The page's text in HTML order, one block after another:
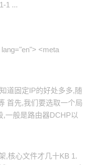
1 ...
<meta
道固定IP的好处多多,随
首先,我们要选取一个局
,一般是路由器DCHP以
,核心文件才几十KB 1.